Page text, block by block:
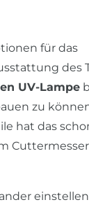
für das
des
UV-Lampe
zu
hat das